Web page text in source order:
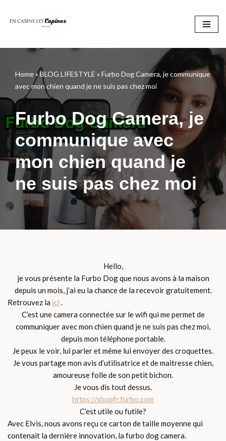
contenu
Home»BLOG LIFESTYLE » Furbo Dog Camera, je communique
avec mon chien quand je ne suis pas chez moi
Furbo Dog Camera, je
communique avec
mon chien quand je
ne suis pas chez moi
Hello,
je vous présente la Furbo Dog que nous avons à la maison
depuis un mois, j’ai eu la chance de la recevoir gratuitement.
Retrouvez la ici .
C’est une camera connectée sur le wifi qui me permet de
communiquer avec mon chien quand je ne suis pas chez moi,
depuis mon téléphone portable.
Je peux le voir, lui parler et même lui envoyer des croquettes.
Je vous partage mon avis d’utilisatrice et de maitresse chien,
amoureuse folle de son petit bichon.
Je vous dis tout dessus.
https://shopfr.furbo.com
C’est utile ou futile?
Avec Elvis, nous avons reçu ce carton de taille moyenne qui
contenait la dernière innovation, la furbo dog camera.